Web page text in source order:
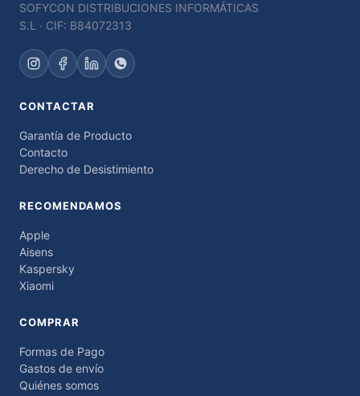
SOFYCON DISTRIBUCIONES INFORMÁTICAS
S.L · CIF: B84072313
CONTACTAR
Garantía de Producto
Contacto
Derecho de Desistimiento
RECOMENDAMOS
Apple
Aisens
Kaspersky
Xiaomi
COMPRAR
Formas de Pago
Gastos de envío
Quiénes somos